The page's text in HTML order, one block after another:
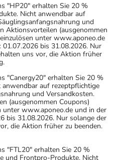
"HP20" erhalten Sie 20 %
Nicht anwendbar auf
und
Aktionsvorteilen (ausgenommen
unter www.aponeo.de
bis 31.08.2026. Nur
uns vor, die Aktion früher
"Canergy20" erhalten Sie 20 %
auf rezeptpflichtige
und Versandkosten.
(ausgenommen Coupons)
www.aponeo.de und in der
bis 31.08.2026. Nur solange der
die Aktion früher zu beenden.
"FTL20" erhalten Sie 20 %
und Frontpro-Produkte. Nicht